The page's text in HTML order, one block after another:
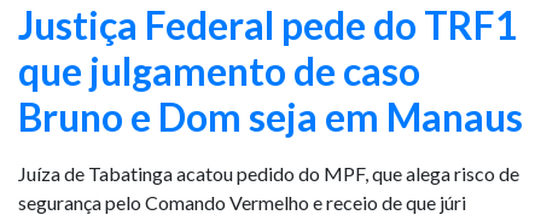
Justiça Federal pede do TRF1
que julgamento de caso
Bruno e Dom seja em Manaus
Juíza de Tabatinga acatou pedido do MPF, que alega risco de
segurança pelo Comando Vermelho e receio de que júri